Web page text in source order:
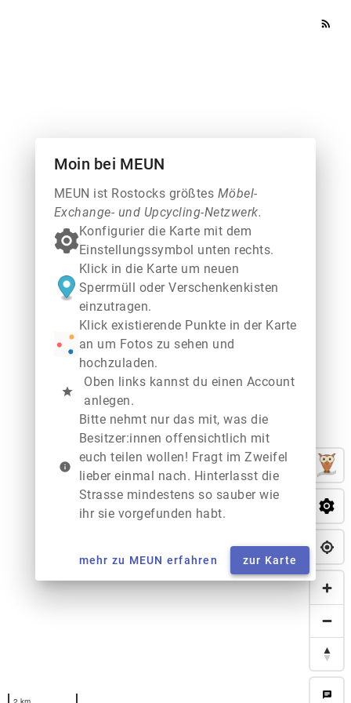
rss_feed
chat
Moin bei MEUN
MEUN ist Rostocks größtes Möbel-
Exchange- und Upcycling-Netzwerk.
Konfigurier die Karte mit dem
Einstellungssymbol unten rechts.
Klick in die Karte um neuen
Sperrmüll oder Verschenkenkisten
einzutragen.
Klick existierende Punkte in der Karte
an um Fotos zu sehen und
hochzuladen.
star
Oben links kannst du einen Account
anlegen.
info
Bitte nehmt nur das mit, was die
Besitzer:innen offensichtlich mit
euch teilen wollen! Fragt im Zweifel
lieber einmal nach. Hinterlasst die
Strasse mindestens so sauber wie
ihr sie vorgefunden habt.
mehr zu MEUN erfahren zur Karte